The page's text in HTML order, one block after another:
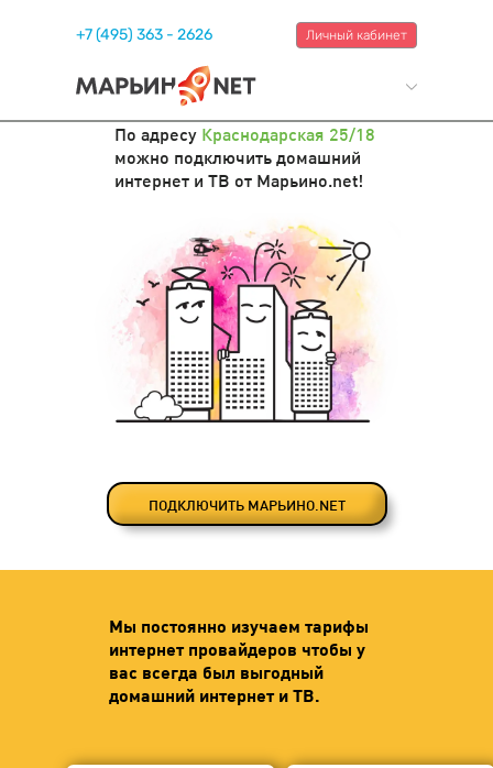
+7 (495) 363 - 2626 Личный кабинет
По адресу Краснодарская 25/18
можно подключить домашний
интернет и ТВ от Марьино.net!
ПОДКЛЮЧИТЬ МАРЬИНО.NET
Мы постоянно изучаем тарифы
интернет провайдеров чтобы у
вас всегда был выгодный
домашний интернет и ТВ.